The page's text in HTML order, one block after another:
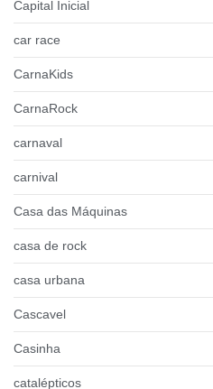
Capital Inicial
car race
CarnaKids
CarnaRock
carnaval
carnival
Casa das Máquinas
casa de rock
casa urbana
Cascavel
Casinha
catalépticos